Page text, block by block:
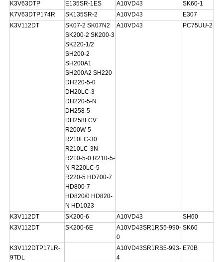
K3V63DTP E135SR-1ES A10VD43
SK60-1
K7V63DTP174R
SK135SR-2 A10VD43
E307
K3V112DT
SK07-2 SK07N2
SK200-2 SK200-3
SK220-1/2
SH200-2
SH200A1
SH200A2 SH220
DH220-5-0
DH20LC-3
DH220-5-N
DH258-5
DH258LCV
R200W-5
R210LC-30
R210LC-3N
R210-5-0 R210-5-
N R220LC-5
R220-5 HD700-7
HD800-7
HD820/0 HD820-
N HD1023
A10VD43 PC75UU-2
K3V112DT SK200-6 A10VD43
SH60
K3V112DT
SK200-6E
A10VD43SR1RS5-990-
0
SK60
K3V112DTP17LR-
9TDL
A10VD43SR1RS5-993-
4
E70B